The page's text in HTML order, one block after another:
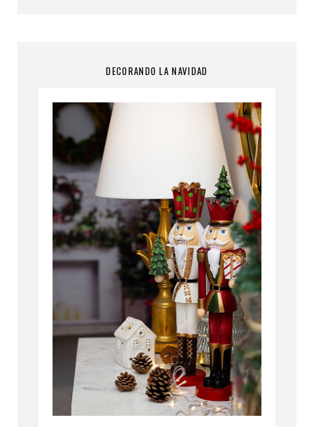
DECORANDO LA NAVIDAD